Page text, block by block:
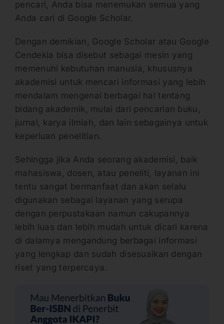
pencari, Anda bisa menemukan semua yang
Anda cari di Google Scholar.
Dengan demikian, Google Scholar atau Google
Cendekia bisa disebut sebagai mesin yang
memenuhi kebutuhan manusia, khususnya
akademisi untuk mencari informasi yang lebih
mendalam mengenai berbagai hal tentang
bidang akademik, mulai dari pencarian buku,
jurnal, karya ilmiah, dan lain sebagainya untuk
keperluan penelitian.
Sehingga jika Anda seorang akademisi, baik
mahasiswa, dosen, atau peneliti, layanan ini
tentu sangat bermanfaat dan akan selalu
digunakan sebagai layanan yang serupa
dengan perpustakaan namun cakupannya
lebih luas dan lebih mudah untuk dicari karena
di dalamya mengandung berbagai informasi
yang lengkap dan sudah disesuaikan dengan
riset yang terpercaya.